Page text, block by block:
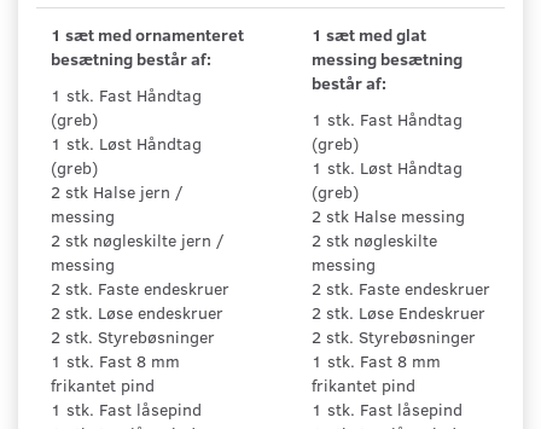
1 sæt med ornamenteret
besætning består af:
1 stk. Fast Håndtag
(greb)
1 stk. Løst Håndtag
(greb)
2 stk Halse jern /
messing
2 stk nøgleskilte jern /
messing
2 stk. Faste endeskruer
2 stk. Løse endeskruer
2 stk. Styrebøsninger
1 stk. Fast 8 mm
frikantet pind
1 stk. Fast låsepind
1 sæt med glat
messing besætning
består af:
1 stk. Fast Håndtag
(greb)
1 stk. Løst Håndtag
(greb)
2 stk Halse messing
2 stk nøgleskilte
messing
2 stk. Faste endeskruer
2 stk. Løse Endeskruer
2 stk. Styrebøsninger
1 stk. Fast 8 mm
frikantet pind
1 stk. Fast låsepind